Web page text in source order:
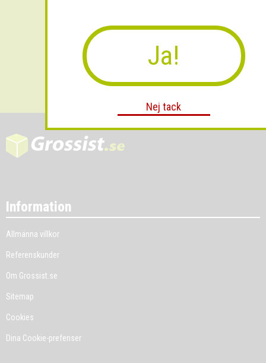
Skicka
Information
Allmänna villkor
Referenskunder
Om Grossist.se
Sitemap
Cookies
Dina Cookie-prefenser
Ja!
Nej tack